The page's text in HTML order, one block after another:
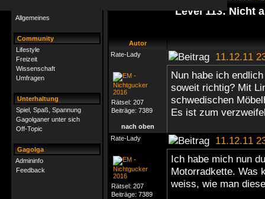
Allgemeines
Community
Lifestyle
Freizeit
Wissenschaft
Umfragen
Unterhaltung
Spiel, Spaß, Spannung
Gagolganer unter sich
Off-Topic
Gagolga
Admininfo
Feedback
Level 113: Nicht
Autor
Rate-Lady
11.12.11
Rätsel: 207
Beiträge: 7389
Nun habe ich
soweit richtig? Mit
schwedischen
Es ist zum
nach oben
Rate-Lady
11.12.11
Rätsel: 207
Beiträge: 7389
Ich habe mich nun
Motorradkette. Was
weiss, wie man